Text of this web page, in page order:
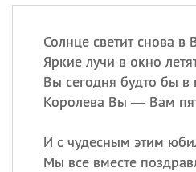
Солнце светит снова в
Яркие лучи в окно
Вы сегодня будто бы в
Королева Вы — Вам
И с чудесным этим
Мы все вместе